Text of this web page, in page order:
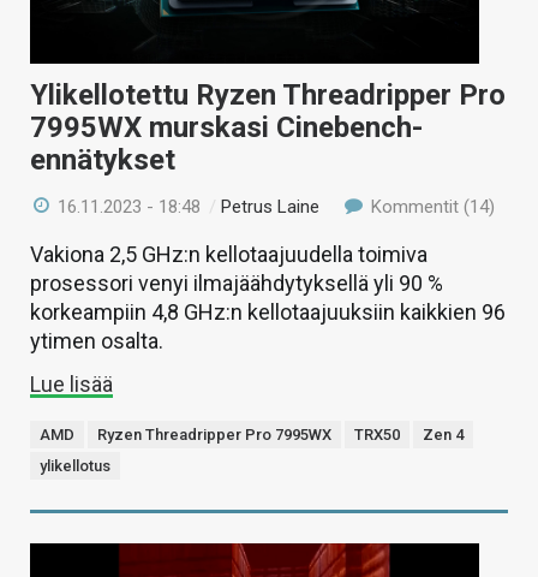
Ylikellotettu Ryzen Threadripper Pro
7995WX murskasi Cinebench-
ennätykset
16.11.2023 - 18:48 /Petrus Laine Kommentit (14)
Vakiona 2,5 GHz:n kellotaajuudella toimiva
prosessori venyi ilmajäähdytyksellä yli 90 %
korkeampiin 4,8 GHz:n kellotaajuuksiin kaikkien 96
ytimen osalta.
Lue lisää
AMD Ryzen Threadripper Pro 7995WX TRX50
Zen 4
ylikellotus